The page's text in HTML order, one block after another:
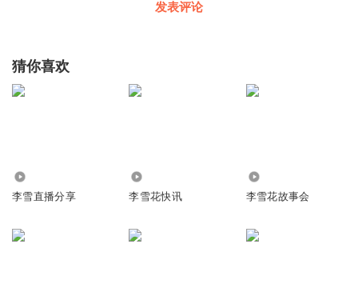
发表评论
猜你喜欢
李雪直播分享 李雪花快讯 李雪花故事会